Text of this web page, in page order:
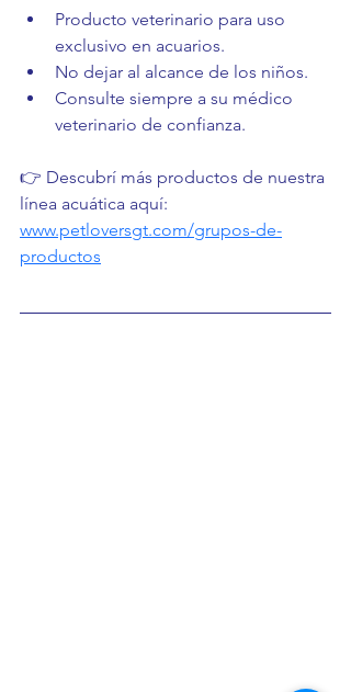
Producto veterinario para uso
exclusivo en acuarios.
No dejar al alcance de los niños.
Consulte siempre a su médico
veterinario de confianza.
👉 Descubrí más productos de nuestra
línea acuática aquí:
www.petloversgt.com/grupos-de-
productos